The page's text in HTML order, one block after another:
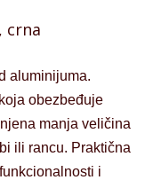
crna
aluminijuma.
obezbeđuje
manja veličina
ili rancu. Praktična
i